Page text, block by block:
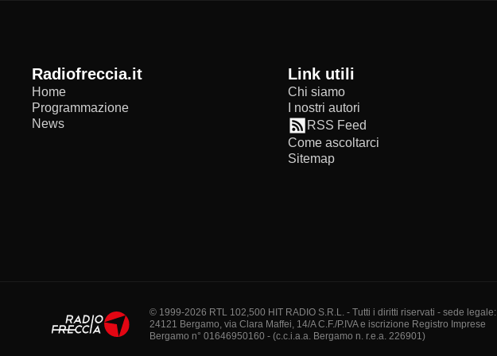
radiofreccia.it
Home
Programmazione
News
Link utili
Chi siamo
I nostri autori
RSS Feed
Come ascoltarci
Sitemap
© 1999-2026 RTL 102,500 HIT RADIO S.R.L. - Tutti i diritti riservati - sede legale:
24121 Bergamo, via Clara Maffei, 14/A C.F./P.IVA e iscrizione Registro Imprese
Bergamo n° 01646950160 - (c.c.i.a.a. Bergamo n. r.e.a. 226901)